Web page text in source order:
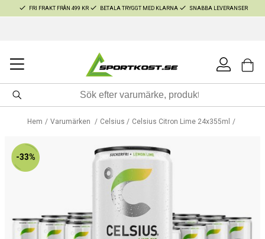
FRI FRAKT FRÅN 499 KR BETALA TRYGGT MED KLARNA SNABBA LEVERANSER
Hem Varumärken Celsius Celsius Citron Lime 24x355ml
-33%